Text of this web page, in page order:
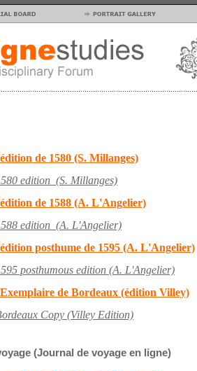
de 1580 (S. Millanges)
edition (S. Millanges)
de 1588 (A. L'Angelier)
edition (A. L'Angelier)
posthume de 1595 (A. L'Angelier)
posthumous edition (A. L'Angelier)
de Bordeaux (édition Villey)
Copy (Villey Edition)
(Journal de voyage en ligne)